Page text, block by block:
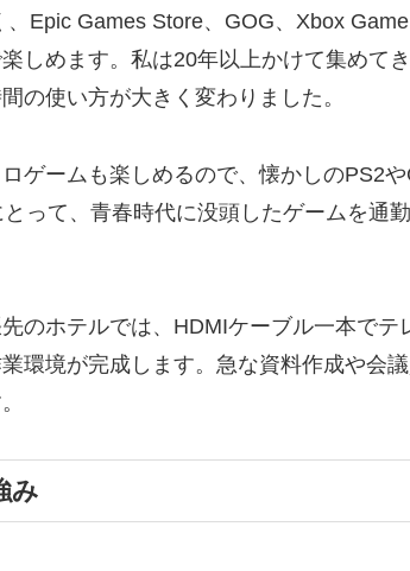
Epic Games Store、GOG、Xbox
しめます。私は20年以上かけて集めて
の使い方が大きく変わりました。
ゲームも楽しめるので、懐かしのPS2
って、青春時代に没頭したゲームを通
のホテルでは、HDMIケーブル一本でテ
環境が完成します。急な資料作成や会
み